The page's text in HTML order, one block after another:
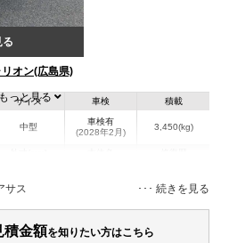
る
オン(広島県)
サイズ
中型
車検
車検有
(2028年2月)
積載
3,450(kg)
W:2,480
H:2,510
無
装備情報
もっと見る
サス
積金額を知りたい方はこちら